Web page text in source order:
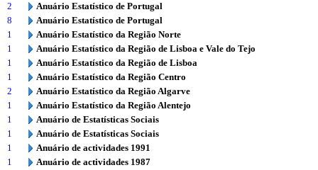
2
Anuário Estatístico de Portugal
8
Anuário Estatístico de Portugal
1
Anuário Estatístico da Região Norte
1
Anuário Estatístico da Região de Lisboa e Vale do Tejo
1
Anuário Estatístico da Região de Lisboa
1
Anuário Estatístico da Região Centro
2
Anuário Estatístico da Região Algarve
1
Anuário Estatístico da Região Alentejo
1
Anuário de Estatísticas Sociais
1
Anuário de Estatísticas Sociais
1
Anuário de actividades 1991
1
Anuário de actividades 1987